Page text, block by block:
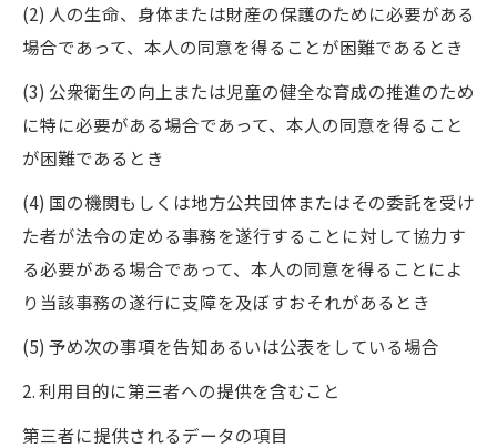
(2) 人の生命、身体または財産の保護のために必要がある
場合であって、本人の同意を得ることが困難であるとき
(3) 公衆衛生の向上または児童の健全な育成の推進のため
に特に必要がある場合であって、本人の同意を得ること
が困難であるとき
(4) 国の機関もしくは地方公共団体またはその委託を受け
た者が法令の定める事務を遂行することに対して協力す
る必要がある場合であって、本人の同意を得ることによ
り当該事務の遂行に支障を及ぼすおそれがあるとき
(5) 予め次の事項を告知あるいは公表をしている場合
2. 利用目的に第三者への提供を含むこと
第三者に提供されるデータの項目